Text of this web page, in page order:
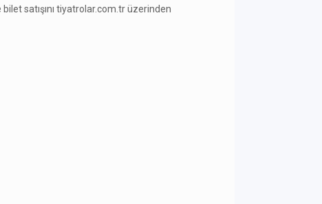
satışını tiyatrolar.com.tr üzerinden